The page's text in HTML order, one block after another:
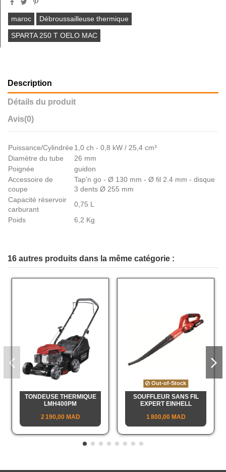
maroc Débroussailleuse thermique
SPARTA 250 T OELO MAC
Description
Détails du produit
Avis(0)
Puissance/Cylindrée 1,0 ch - 0,8 kW / 25,4 cm³
Diamètre du tube
26 mm
Poignée
guidon
Accessoire de
coupe
Tap'n go - Ø 130 mm - Ø fil 2.4 mm - disque
3 dents Ø 255 mm
Capacité réservoir
carburant
0,75 L
Poids
6,2 Kg
16 autres produits dans la même catégorie :
TONDEUSE THERMIQUE
LMH400PM
2 190,00 MAD
Out-of-Stock
SOUFFLEUR SANS FIL
EXPERT EINHELL
1 800,00 MAD